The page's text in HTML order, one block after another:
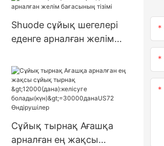
Shuode сұйық шегелері
еденге арналған желім
Сұйық тырнақ Ағашқа
арналған ең жақсы